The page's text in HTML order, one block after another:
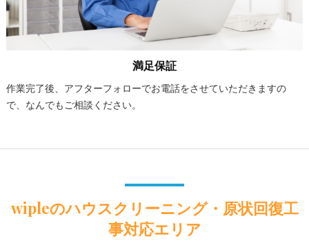
満足保証
作業完了後、アフターフォローでお電話をさせていただきますの
で、なんでもご相談ください。
wipleのハウスクリーニング・原状回復工
事対応エリア